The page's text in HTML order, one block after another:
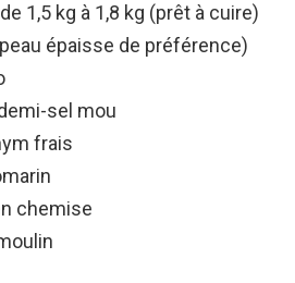
1,5 kg à 1,8 kg (prêt à cuire)
épaisse de préférence)
sel mou
frais
chemise